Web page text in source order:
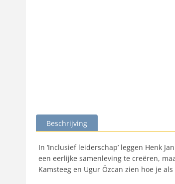
Beschrijving
In ‘Inclusief leiderschap’ leggen Henk
een eerlijke samenleving te creëren,
Kamsteeg en Ugur Özcan zien hoe je